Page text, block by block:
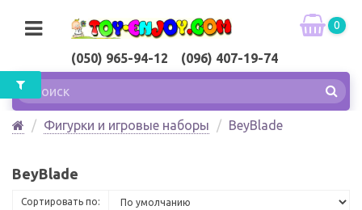
(050) 965-94-12 (096) 407-19-74
0
Фигурки и игровые наборы BeyBlade
BeyBlade
Сортировать по: